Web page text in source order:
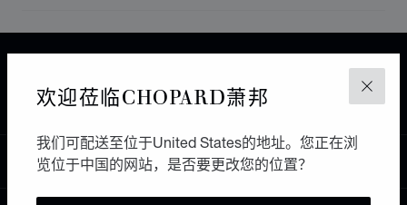
关闭
欢迎莅临CHOPARD萧邦
我们可配送至位于United States的地址。您正在浏
览位于中国的网站，是否要更改您的位置？
MANHASSET LONDON JEWELERS
中国
本地化（更改国家/地区）
更改国家/地区